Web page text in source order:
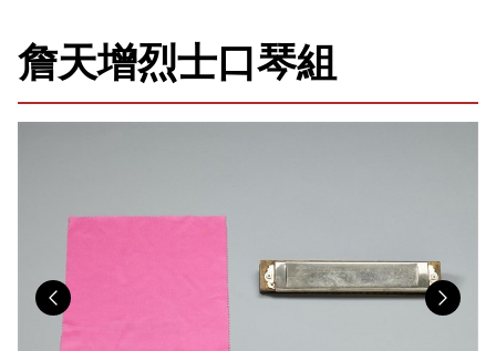
主題探索
背景知識
意見信箱
詹天增烈士口琴組